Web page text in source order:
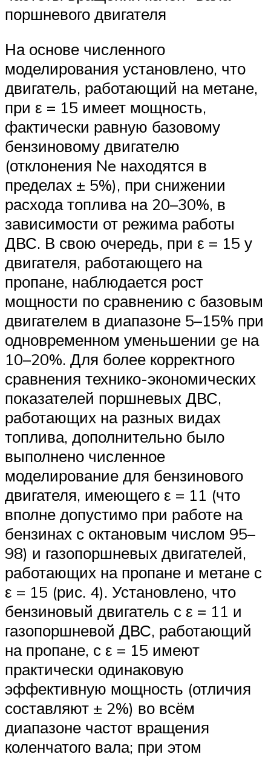
поршневого двигателя
На основе численного
моделирования установлено, что
двигатель, работающий на метане,
при ε = 15 имеет мощность,
фактически равную базовому
бензиновому двигателю
(отклонения Ne находятся в
пределах ± 5%), при снижении
расхода топлива на 20–30%, в
зависимости от режима работы
ДВС. В свою очередь, при ε = 15 у
двигателя, работающего на
пропане, наблюдается рост
мощности по сравнению с базовым
двигателем в диапазоне 5–15% при
одновременном уменьшении ge на
10–20%. Для более корректного
сравнения технико-экономических
показателей поршневых ДВС,
работающих на разных видах
топлива, дополнительно было
выполнено численное
моделирование для бензинового
двигателя, имеющего ε = 11 (что
вполне допустимо при работе на
бензинах с октановым числом 95–
98) и газопоршневых двигателей,
работающих на пропане и метане с
ε = 15 (рис. 4). Установлено, что
бензиновый двигатель с ε = 11 и
газопоршневой ДВС, работающий
на пропане, с ε = 15 имеют
практически одинаковую
эффективную мощность (отличия
составляют ± 2%) во всём
диапазоне частот вращения
коленчатого вала; при этом